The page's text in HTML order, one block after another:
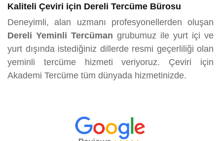
Kaliteli Çeviri için Dereli Tercüme Bürosu
Deneyimli, alan uzmanı profesyonellerden oluşan
Dereli Yeminli Tercüman grubumuz ile yurt içi ve
yurt dışında istediğiniz dillerde resmi geçerliliği olan
yeminli tercüme hizmeti veriyoruz. Çeviri için
Akademi Tercüme tüm dünyada hizmetinizde.